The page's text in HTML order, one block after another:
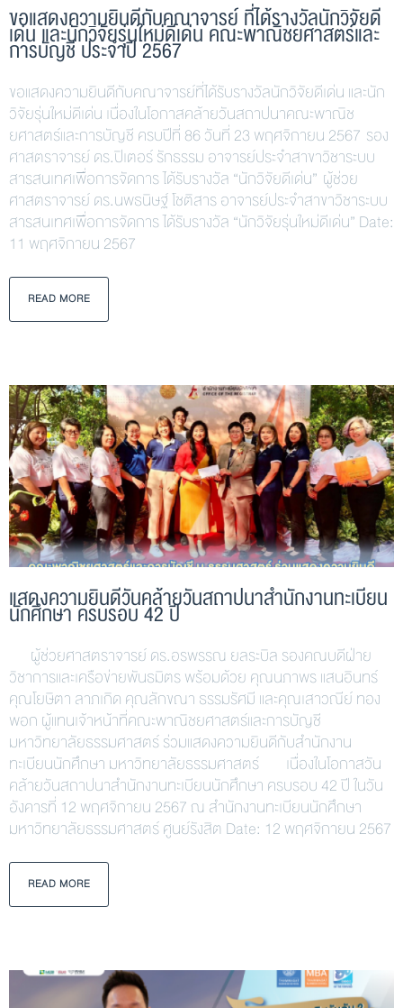
ขอแสดงความยินดีกับคณาจารย์ ที่ได้รางวัลนักวิจัยดี
เด่น และนักวิจัยรุ่นใหม่ดีเด่น คณะพาณิชยศาสตร์และ
การบัญชี ประจำปี 2567
ขอแสดงความยินดีกับคณาจารย์ที่ได้รับรางวัลนักวิจัยดีเด่น และนัก
วิจัยรุ่นใหม่ดีเด่น เนื่องในโอกาสคล้ายวันสถาปนาคณะพาณิช
ยศาสตร์และการบัญชี ครบปีที่ 86 วันที่ 23 พฤศจิกายน 2567 รอง
ศาสตราจารย์ ดร.ปิเตอร์ รักธรรม อาจารย์ประจำสาขาวิชาระบบ
สารสนเทศเพื่อการจัดการ ได้รับรางวัล “นักวิจัยดีเด่น” ผู้ช่วย
ศาสตราจารย์ ดร.นพธนิษฐ์ โชติสาร อาจารย์ประจำสาขาวิชาระบบ
สารสนเทศเพื่อการจัดการ ได้รับรางวัล “นักวิจัยรุ่นใหม่ดีเด่น” Date:
11 พฤศจิกายน 2567
READ MORE
แสดงความยินดีวันคล้ายวันสถาปนาสำนักงานทะเบียน
นักศึกษา ครบรอบ 42 ปี
ผู้ช่วยศาสตราจารย์ ดร.อรพรรณ ยลระบิล รองคณบดีฝ่าย
วิชาการและเครือข่ายพันธมิตร พร้อมด้วย คุณนภาพร แสนอินทร์
คุณโยษิตา ลาภเกิด คุณลักขณา ธรรมรัศมี และคุณเสาวณีย์ ทอง
พอก ผู้แทนเจ้าหน้าที่คณะพาณิชยศาสตร์และการบัญชี
มหาวิทยาลัยธรรมศาสตร์ ร่วมแสดงความยินดีกับสำนักงาน
ทะเบียนนักศึกษา มหาวิทยาลัยธรรมศาสตร์ เนื่องในโอกาสวัน
คล้ายวันสถาปนาสำนักงานทะเบียนนักศึกษา ครบรอบ 42 ปี ในวัน
อังคารที่ 12 พฤศจิกายน 2567 ณ สำนักงานทะเบียนนักศึกษา
มหาวิทยาลัยธรรมศาสตร์ ศูนย์รังสิต Date: 12 พฤศจิกายน 2567
READ MORE